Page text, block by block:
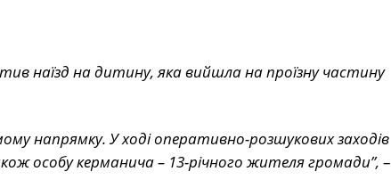
наїзд на дитину, яка вийшла на проїзну частину
напрямку. У ході оперативно-розшукових заходів
особу керманича – 13-річного жителя громади”, –